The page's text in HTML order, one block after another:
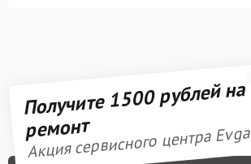
Получите 1500 рублей на
ремонт
Акция сервисного центра Evga